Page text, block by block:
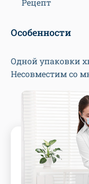
Особенности
Одной упаковки
Несовместим со